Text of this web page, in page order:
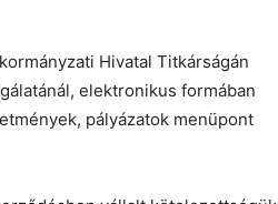
Hivatal Titkárságán
elektronikus formában
pályázatok menüpont